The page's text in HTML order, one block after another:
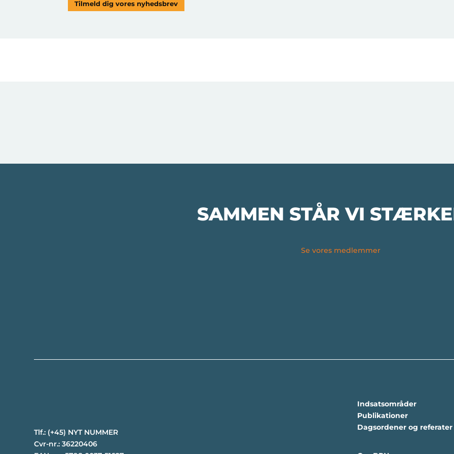
Tilmeld dig vores nyhedsbrev
SAMMEN STÅR VI
Se vores medlemmer
Tlf.: (+45) NYT NUMMER
Cvr-nr.: 36220406
Indsatsområder
Publikationer
Dagsordener og referater